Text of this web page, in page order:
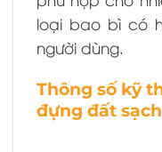
loại bao bì có
người dùng.
Thông số kỹ
đựng đất sạch